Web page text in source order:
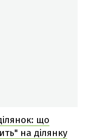
що
на ділянку